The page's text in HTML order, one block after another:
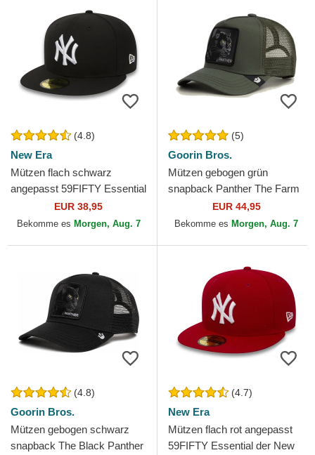
(4.8)
New Era
Mützen flach schwarz
angepasst 59FIFTY Essential
der New York Yankees MLB
von New Era
EUR 38,95
Bekomme es Morgen, Aug. 7
(5)
Goorin Bros.
Mützen gebogen grün
snapback Panther The Farm
Goorin Bros.EUR 44,95
Bekomme es Morgen, Aug. 7
(4.8)
Goorin Bros.
Mützen gebogen schwarz
snapback The Black Panther
(4.7)
New Era
Mützen flach rot angepasst
59FIFTY Essential der New